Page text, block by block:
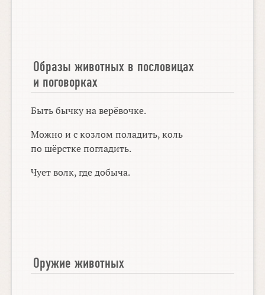
Образы животных в пословицах
и поговорках
Быть бычку на верёвочке.
Можно и с козлом поладить, коль
по шёрстке погладить.
Чует волк, где добыча.
Оружие животных